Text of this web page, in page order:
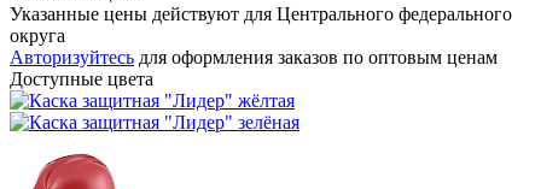
Указанные цены действуют для Центрального федерального
округа
Авторизуйтесь для оформления заказов по оптовым ценам
Доступные цвета